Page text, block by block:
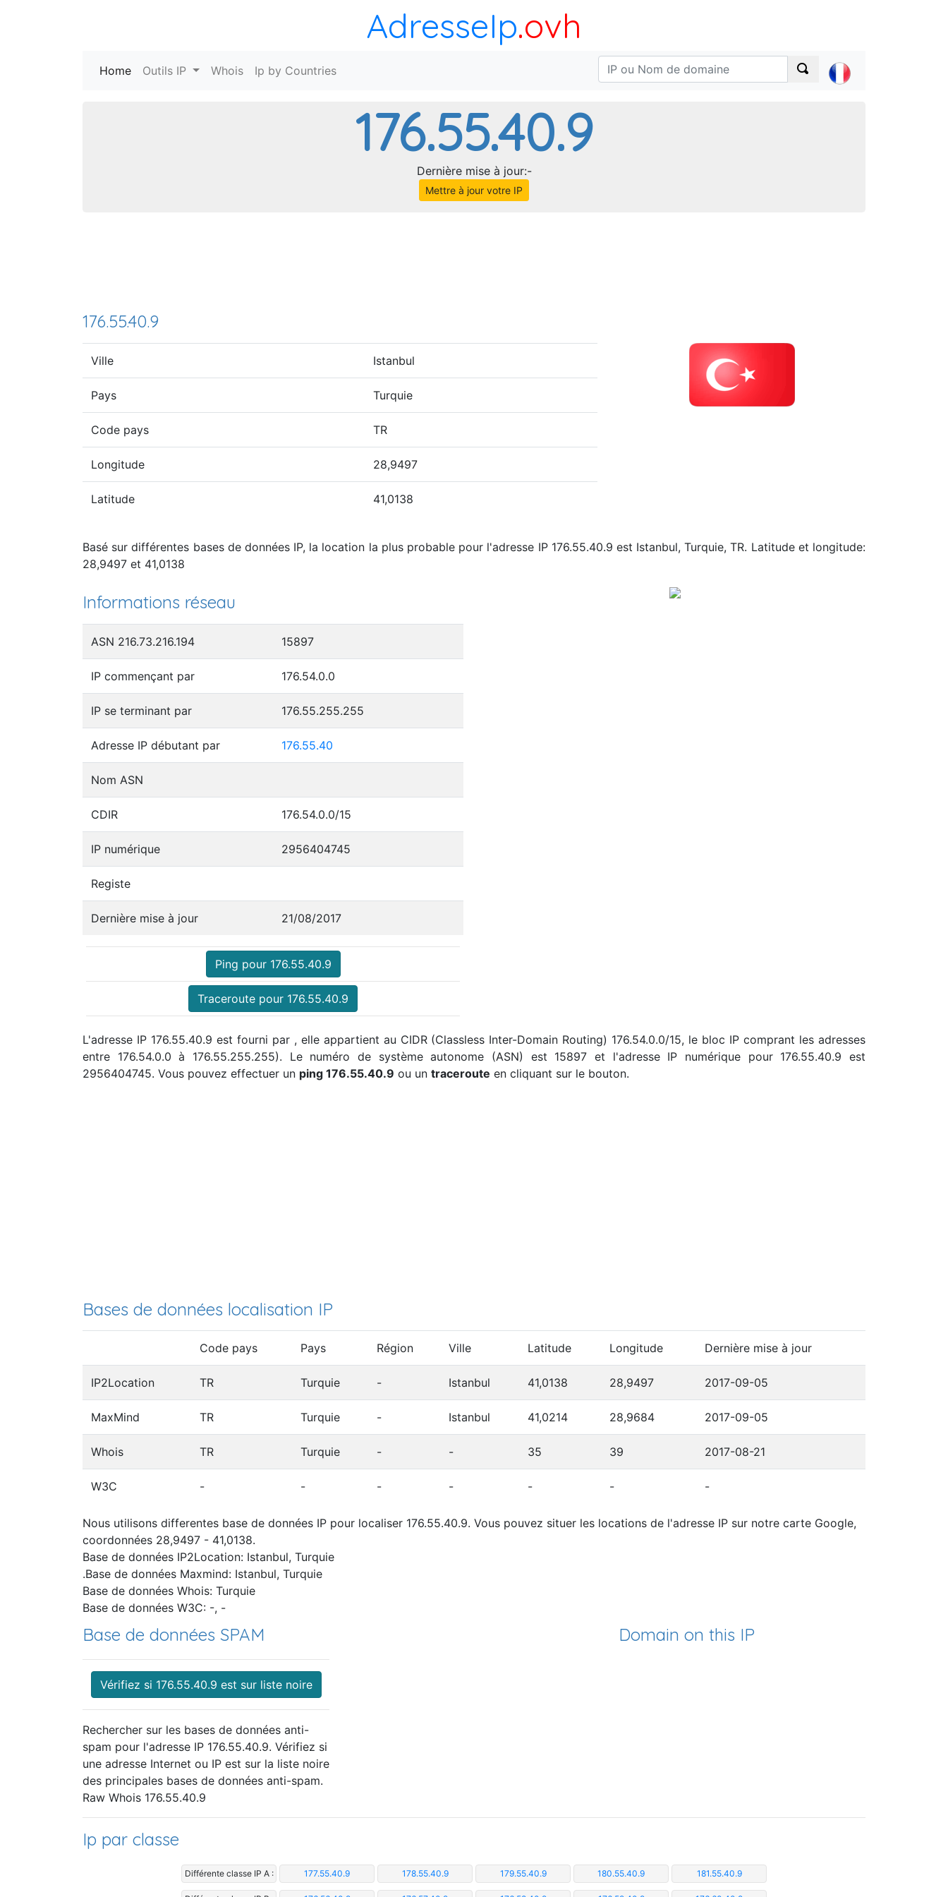
AdresseIp.ovh
Home (current)
Outils IP Whois Ip by Countries
176.55.40.9
Dernière mise à jour:-
Mettre à jour votre IP
176.55.40.9
Ville Istanbul
Pays Turquie
Code pays TR
Longitude 28,9497
Latitude 41,0138
Basé sur différentes bases de données IP, la location la plus probable pour l'adresse IP 176.55.40.9 est Istanbul, Turquie, TR. Latitude et longitude:
28,9497 et 41,0138
Informations réseau
ASN 216.73.216.194 15897
IP commençant par 176.54.0.0
IP se terminant par 176.55.255.255
Adresse IP débutant par 176.55.40
Nom ASN
CDIR 176.54.0.0/15
IP numérique 2956404745
Registe
Dernière mise à jour 21/08/2017
Ping pour 176.55.40.9
Traceroute pour 176.55.40.9
L'adresse IP 176.55.40.9 est fourni par , elle appartient au CIDR (Classless Inter-Domain Routing) 176.54.0.0/15, le bloc IP comprant les adresses
entre 176.54.0.0 à 176.55.255.255). Le numéro de système autonome (ASN) est 15897 et l'adresse IP numérique pour 176.55.40.9 est
2956404745. Vous pouvez effectuer un ping 176.55.40.9 ou un traceroute en cliquant sur le bouton.
Bases de données localisation IP
Code pays Pays Région Ville Latitude Longitude Dernière mise à jour
IP2Location TR Turquie - Istanbul 41,0138 28,9497 2017-09-05
MaxMind TR Turquie - Istanbul 41,0214 28,9684 2017-09-05
Whois TR Turquie - - 35 39 2017-08-21
W3C - - - - - - -
Nous utilisons differentes base de données IP pour localiser 176.55.40.9. Vous pouvez situer les locations de l'adresse IP sur notre carte Google,
coordonnées 28,9497 - 41,0138.
Base de données IP2Location: Istanbul, Turquie
.Base de données Maxmind: Istanbul, Turquie
Base de données Whois: Turquie
Base de données W3C: -, -
Base de données SPAM
Vérifiez si 176.55.40.9 est sur liste noire
Rechercher sur les bases de données anti-
spam pour l'adresse IP 176.55.40.9. Vérifiez si
une adresse Internet ou IP est sur la liste noire
des principales bases de données anti-spam.
Domain on this IP
Raw Whois 176.55.40.9
Ip par classe
Différente classe IP A : 177.55.40.9 178.55.40.9 179.55.40.9 180.55.40.9 181.55.40.9